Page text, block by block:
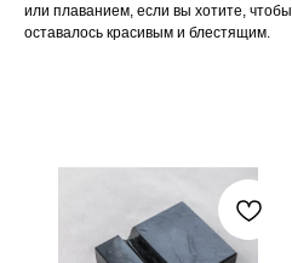
или плаванием, если вы хотите,
оставалось красивым и блестящим.